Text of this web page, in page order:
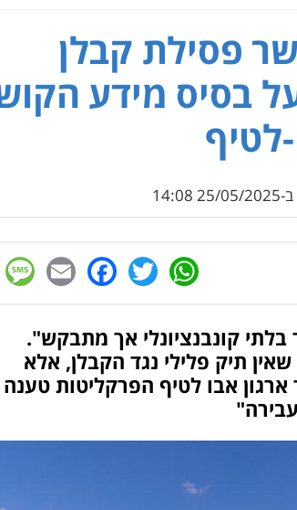
פסילת קבלן
בסיס מידע
לטיף
2025 14:08
WhatsApp
Twitter
קונבנציונלי אך מתבקש".
תיק פלילי נגד הקבלן, אלא
אבו לטיף הפרקליטות טענה